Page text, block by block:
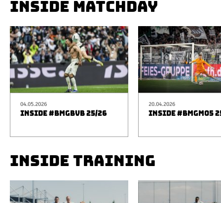
INSIDE MATCHDAY
04.05.2026
INSIDE #BMGBVB 25/26
20.04.2026
INSIDE #BMGM05
INSIDE TRAINING